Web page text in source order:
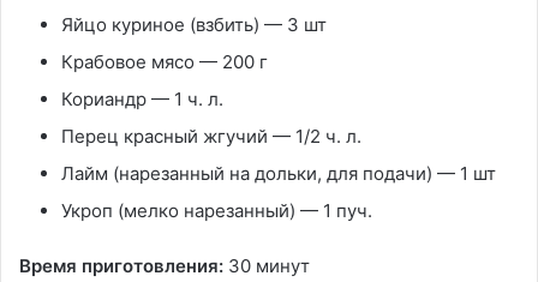
Яйцо куриное (взбить) — 3 шт
Крабовое мясо — 200 г
Кориандр — 1 ч. л.
Перец красный жгучий — 1/2 ч. л.
Лайм (нарезанный на дольки, для подачи) — 1 шт
Укроп (мелко нарезанный) — 1 пуч.
Время приготовления: 30 минут